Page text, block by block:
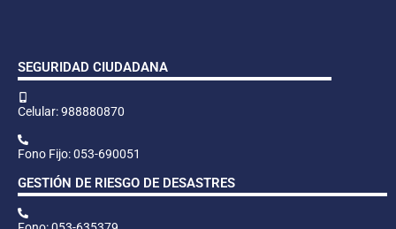
SEGURIDAD CIUDADANA
Celular: 988880870
Fono Fijo: 053-690051
GESTIÓN DE RIESGO DE DESASTRES